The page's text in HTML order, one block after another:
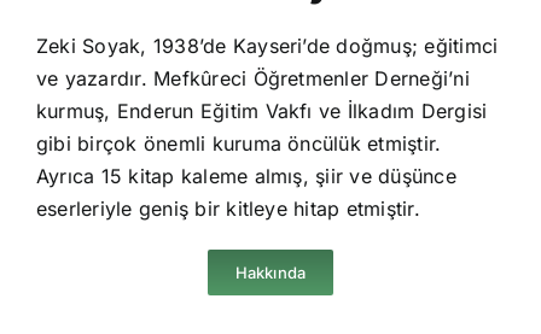
Zeki Soyak, 1938’de Kayseri’de doğmuş; eğitimci
ve yazardır. Mefkûreci Öğretmenler Derneği’ni
kurmuş, Enderun Eğitim Vakfı ve İlkadım Dergisi
gibi birçok önemli kuruma öncülük etmiştir.
Ayrıca 15 kitap kaleme almış, şiir ve düşünce
eserleriyle geniş bir kitleye hitap etmiştir.
Hakkında